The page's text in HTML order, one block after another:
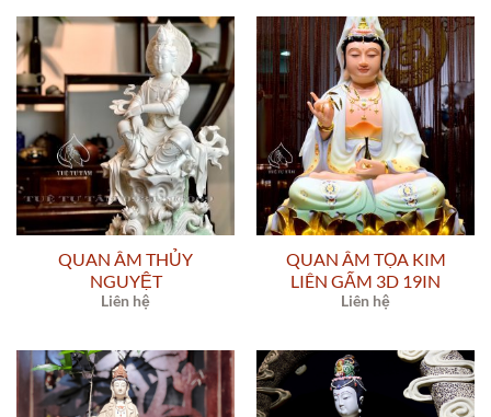
QUAN ÂM THỦY
NGUYỆT
Liên hệ
QUAN ÂM TỌA KIM
LIÊN GẤM 3D 19IN
Liên hệ